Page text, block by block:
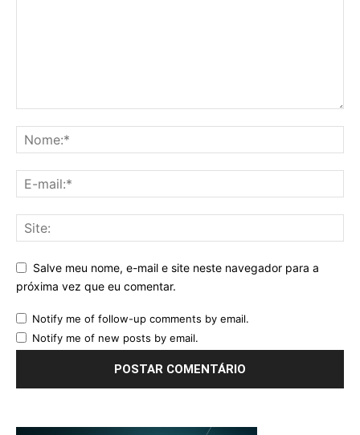
Salve meu nome, e-mail e site neste navegador para a
próxima vez que eu comentar.
Notify me of follow-up comments by email.
Notify me of new posts by email.